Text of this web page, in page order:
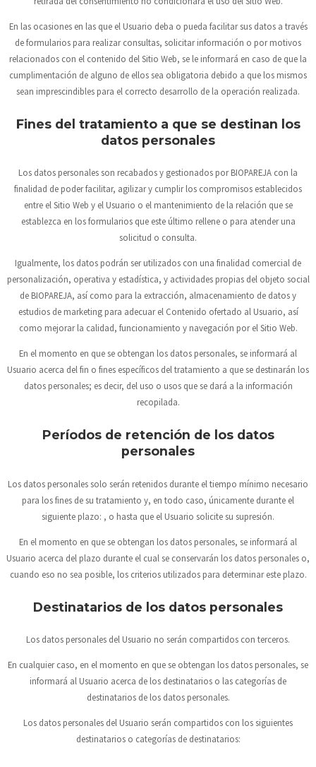
En las ocasiones en las que el Usuario deba o pueda facilitar sus datos a través
de formularios para realizar consultas, solicitar información o por motivos
relacionados con el contenido del Sitio Web, se le informará en caso de que la
cumplimentación de alguno de ellos sea obligatoria debido a que los mismos
sean imprescindibles para el correcto desarrollo de la operación realizada.
Fines del tratamiento a que se destinan los
datos personales
Los datos personales son recabados y gestionados porBIOPAREJA con la
finalidad de poder facilitar, agilizar y cumplir los compromisos establecidos
entre el Sitio Web y el Usuario o el mantenimiento de la relación que se
establezca en los formularios que este último rellene o para atender una
solicitud o consulta.
Igualmente, los datos podrán ser utilizados con una finalidad comercial de
personalización, operativa y estadística, y actividades propias del objeto social
de BIOPAREJA, así como para la extracción, almacenamiento de datos y
estudios de marketing para adecuar el Contenido ofertado al Usuario, así
como mejorar la calidad, funcionamiento y navegación por el Sitio Web.
En el momento en que se obtengan los datos personales, se informará al
Usuario acerca del fin o fines específicos del tratamiento a que se destinarán los
datos personales; es decir, del uso o usos que se dará a la información
recopilada.
Períodos de retención de los datos
personales
Los datos personales solo serán retenidos durante el tiempo mínimo necesario
para los fines de su tratamiento y, en todo caso, únicamente durante el
siguiente plazo: , o hasta que el Usuario solicite su supresión.
En el momento en que se obtengan los datos personales, se informará al
Usuario acerca del plazo durante el cual se conservarán los datos personales o,
cuando eso no sea posible, los criterios utilizados para determinar este plazo.
Destinatarios de los datos personales
Los datos personales del Usuario no serán compartidos con terceros.
En cualquier caso, en el momento en que se obtengan los datos personales, se
informará al Usuario acerca de los destinatarios o las categorías de
destinatarios de los datos personales.
Los datos personales del Usuario serán compartidos con los siguientes
destinatarios o categorías de destinatarios: